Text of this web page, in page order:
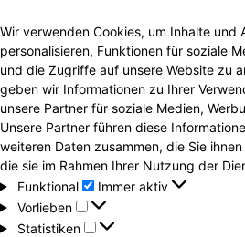
Wir verwenden Cookies, um Inhalte und
personalisieren, Funktionen für soziale
und die Zugriffe auf unsere Website zu
geben wir Informationen zu Ihrer
unsere Partner für soziale Medien,
Unsere Partner führen diese
weiteren Daten zusammen, die Sie
die sie im Rahmen Ihrer Nutzung der
Funktional
Funktional
Immer aktiv
Vorlieben
Vorlieben
Statistiken
Statistiken